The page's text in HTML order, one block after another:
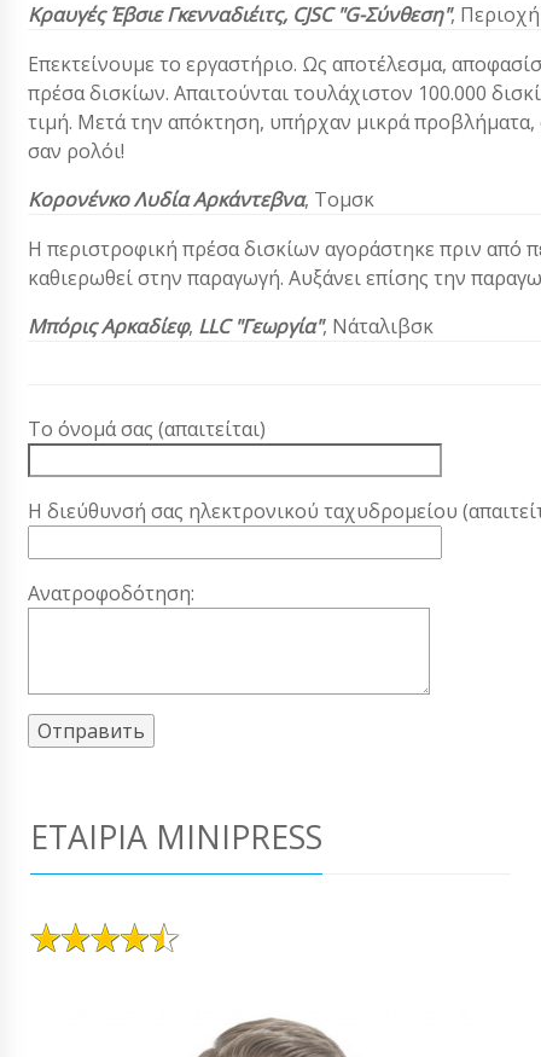
ΚραυγέςΈβσιε Γκενναδιέιτς, CJSC "G-Σύνθεση",
Επεκτείνουμε το εργαστήριο. Ως αποτέλεσμα,
πρέσα δισκίων. Απαιτούνται τουλάχιστον 100.000
τιμή. Μετά την απόκτηση, υπήρχαν μικρά
σαν ρολόι!
Κορονένκο Λυδία Αρκάντεβνα, Τομσκ
Η περιστροφική πρέσα δισκίων αγοράστηκε πριν από
καθιερωθεί στην παραγωγή. Αυξάνει επίσης την
Μπόρις Αρκαδίεφ, LLC "Γεωργία", Νάταλιβσκ
Το όνομά σας (απαιτείται)
Η διεύθυνσή σας ηλεκτρονικού ταχυδρομείου
Ανατροφοδότηση:
ΕΤΑΙΡΊΑ MINIPRESS